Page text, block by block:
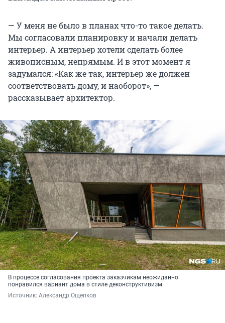
— У меня не было в планах что-то такое делать.
Мы согласовали планировку и начали делать
интерьер. А интерьер хотели сделать более
живописным, непрямым. И в этот момент я
задумался: «Как же так, интерьер же должен
соответствовать дому, и наоборот», —
рассказывает архитектор.
В процессе согласования проекта заказчикам неожиданно
понравился вариант дома в стиле деконструктивизм
Источник: Александр Ощепков